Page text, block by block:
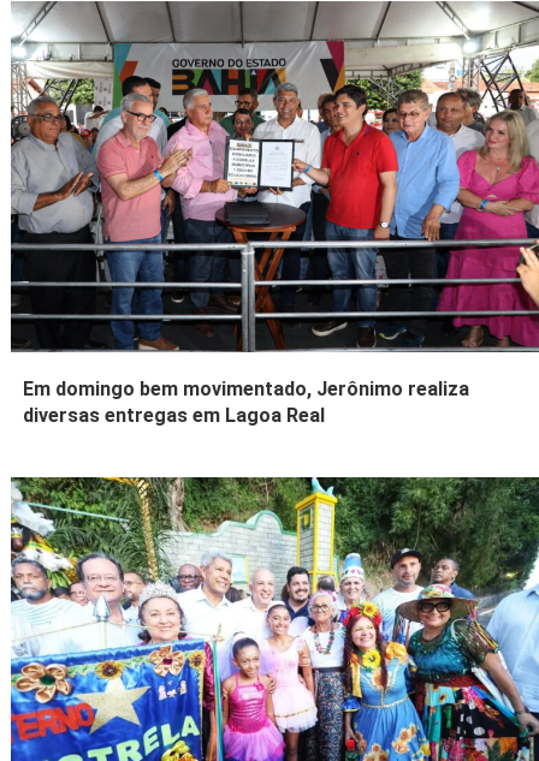
Em domingo bem movimentado, Jerônimo realiza
diversas entregas em Lagoa Real